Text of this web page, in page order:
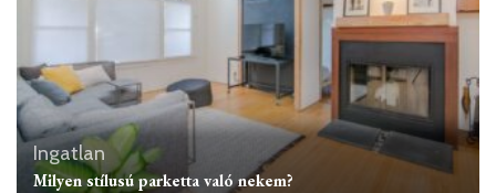
Ingatlan
Milyen stílusú parketta való nekem?